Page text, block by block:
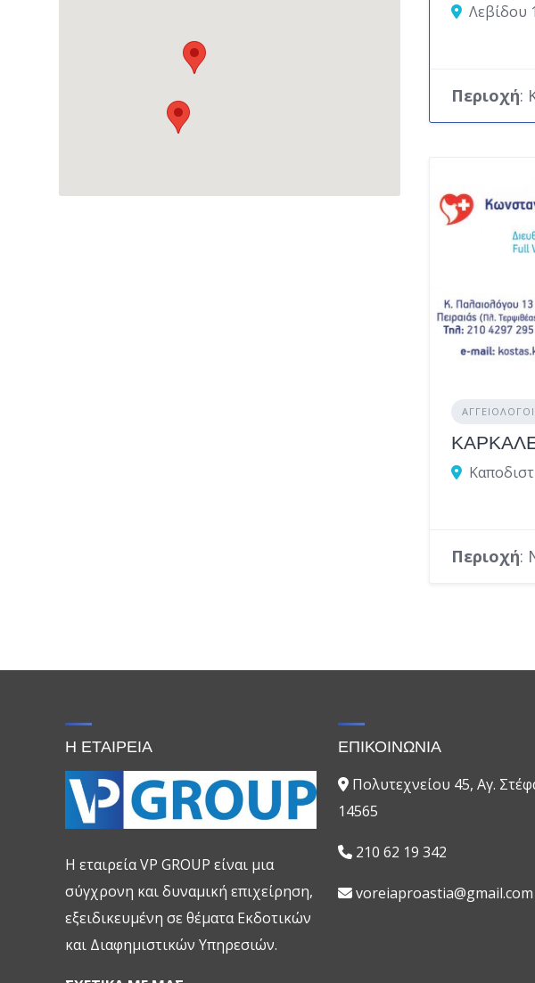
Λεβίδου
Περιοχή:
Περιοχή:
Η ΕΤΑΙΡΕΙΑ
H εταιρεία VP GROUP είναι μια
σύγχρονη και δυναμική επιχείρηση,
εξειδικευμένη σε θέματα Εκδοτικών
και Διαφημιστικών Υπηρεσιών.
ΕΠΙΚΟΙΝΩΝΙΑ
Πολυτεχνείου 45, Αγ.
14565
210 62 19 342
voreiaproastia@gmail.com